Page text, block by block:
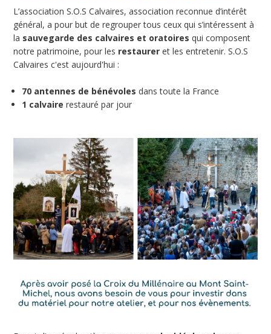
L’association S.O.S Calvaires, association reconnue d’intérêt
général, a pour but de regrouper tous ceux qui s’intéressent à
la sauvegarde des calvaires et oratoires qui composent
notre patrimoine, pour les restaurer et les entretenir. S.O.S
Calvaires c'est aujourd'hui :
70 antennes de bénévoles dans toute la France
1 calvaire restauré par jour